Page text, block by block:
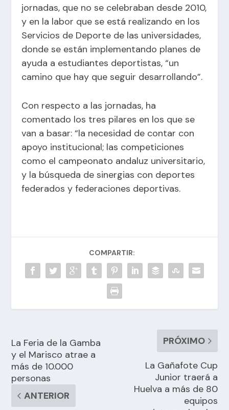
jornadas, que no se celebraban desde 2010,
y en la labor que se está realizando en los
Servicios de Deporte de las universidades,
donde se están implementando planes de
ayuda a estudiantes deportistas, “un
camino que hay que seguir desarrollando”.
Con respecto a las jornadas, ha
comentado los tres pilares en los que se
van a basar: “la necesidad de contar con
apoyo institucional; las competiciones
como el campeonato andaluz universitario,
y la búsqueda de sinergias con deportes
federados y federaciones deportivas.
COMPARTIR:
La Feria de la Gamba
y el Marisco atrae a
más de 10.000
personas
ANTERIOR
PRÓXIMO
La Gañafote Cup
Junior traerá a
Huelva a más de 80
equipos